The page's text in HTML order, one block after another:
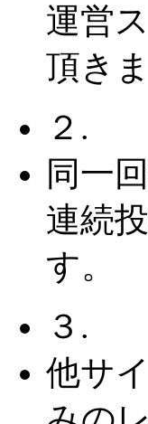
運営
頂きま
２.
同一
連続
す。
３.
他サ